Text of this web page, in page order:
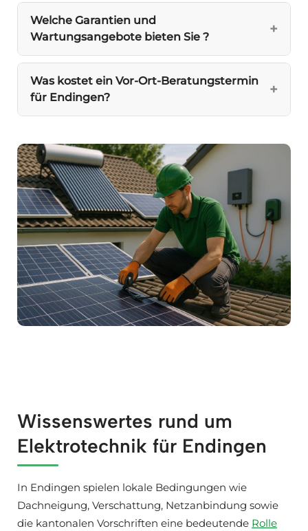
Welche Garantien und
Wartungsangebote bieten Sie ?
Was kostet ein Vor-Ort-Beratungstermin
für Endingen?
Wissenswertes rund um
Elektrotechnik für Endingen
In Endingen spielen lokale Bedingungen wie
Dachneigung, Verschattung, Netzanbindung sowie
die kantonalen Vorschriften eine bedeutende Rolle